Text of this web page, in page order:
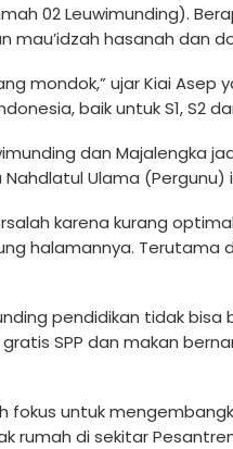
02 Leuwimunding).
mau’idzah hasanah dan
mondok,” ujar Kiai
baik untuk S1, S2
dan Majalengka
Ulama (Pergunu)
karena kurang
halamannya. Terutama
pendidikan tidak bisa
SPP dan makan
fokus untuk
rumah di sekitar